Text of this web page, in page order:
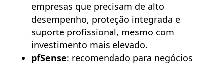
empresas que precisam de alto
desempenho, proteção integrada e
suporte profissional, mesmo com
investimento mais elevado.
pfSense: recomendado para negócios